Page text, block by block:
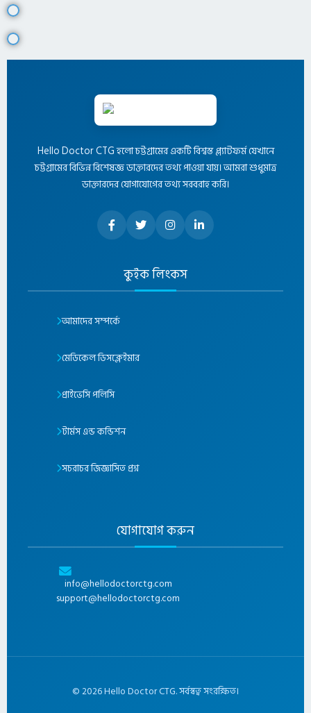
Hello Doctor CTG হলো চট্টগ্রামের একটি বিশ্বস্ত প্ল্যাটফর্ম যেখানে
চট্টগ্রামের বিভিন্ন বিশেষজ্ঞ ডাক্তারদের তথ্য পাওয়া যায়। আমরা শুধুমাত্র
ডাক্তারদের যোগাযোগের তথ্য সরবরাহ করি।
কুইক লিংকস
আমাদের সম্পর্কে
মেডিকেল ডিসক্লেইমার
প্রাইভেসি পলিসি
টার্মস এন্ড কন্ডিশন
সচরাচর জিজ্ঞাসিত প্রশ্ন
যোগাযোগ করুন
info@hellodoctorctg.com
support@hellodoctorctg.com
©2026Hello Doctor CTG. সর্বস্বত্ব সংরক্ষিত।